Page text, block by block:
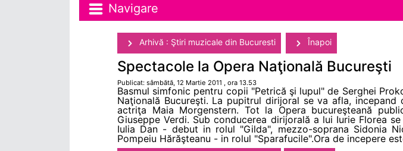
Navigare
Arhivă : Ştiri muzicale din Bucuresti Înapoi
Spectacole la Opera Naţională Bucureşti
Publicat: sâmbătă, 12 Martie 2011 , ora 13.53
Basmul simfonic pentru copii "Petrică şi lupul" de Serghei
Naţională Bucureşti. La pupitrul dirijoral se va afla,
actriţa Maia Morgenstern. Tot la Opera bucureşteană
Giuseppe Verdi. Sub conducerea dirijorală a lui Iurie Florea
Iulia Dan - debut in rolul "Gilda", mezzo-soprana Sidonia
Pompeiu Hărăşteanu - in rolul "Sparafucile".Ora de incepere